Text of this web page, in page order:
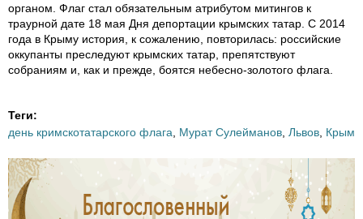
органом. Флаг стал обязательным атрибутом митингов к
траурной дате 18 мая Дня депортации крымских татар. С 2014
года в Крыму история, к сожалению, повторилась: российские
оккупанты преследуют крымских татар, препятствуют
собраниям и, как и прежде, боятся небесно-золотого флага.
Теги:
день кримскотатарского флага
Мурат Сулейманов Львов Крым